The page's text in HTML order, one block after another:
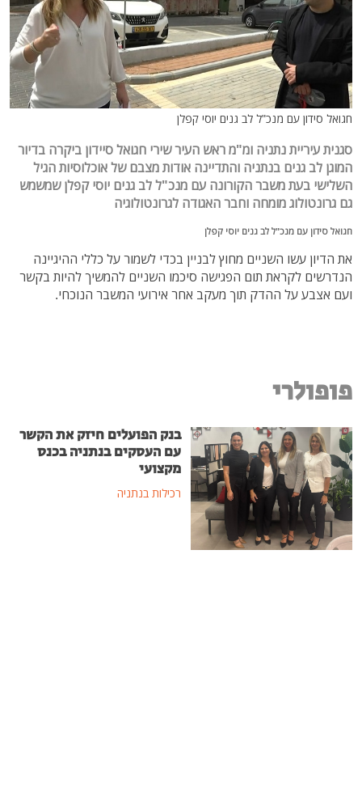
חגואל סידון עם מנכ"ל לב גנים יוסי קפלן
סגנית עיריית נתניה ומ"מ ראש העיר שירי חגואל סיידון ביקרה בדיור
המוגן לב גנים בנתניה והתדיינה אודות מצבם של אוכלוסיות הגיל
השלישי בעת משבר הקורונה עם מנכ"ל לב גנים יוסי קפלן שמשמש
גם גרונטולוג מומחה וחבר האגודה לגרונטולוגיה
חגואל סידון עם מנכ"ל לב גנים יוסי קפלן
את הדיון עשו השניים מחוץ לבניין בכדי לשמור על כללי ההיגיינה
הנדרשים לקראת תום הפגישה סיכמו השניים להמשיך להיות בקשר
ועם אצבע על ההדק תוך מעקב אחר אירועי המשבר הנוכחי.
פופולרי
בנק הפועלים חיזק את הקשר
עם העסקים בנתניה בכנס
מקצועי
רכילות בנתניה